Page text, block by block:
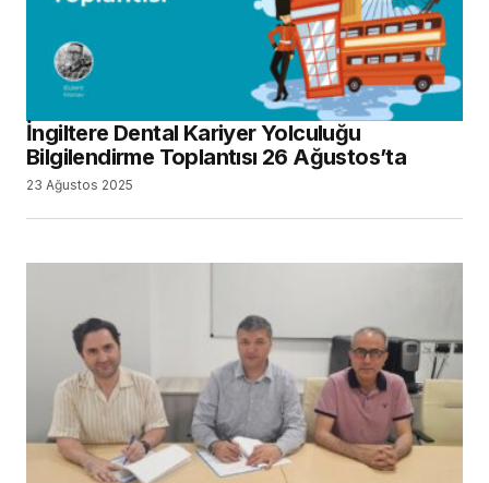
İngiltere Dental Kariyer Yolculuğu
Bilgilendirme Toplantısı 26 Ağustos’ta
23 Ağustos 2025